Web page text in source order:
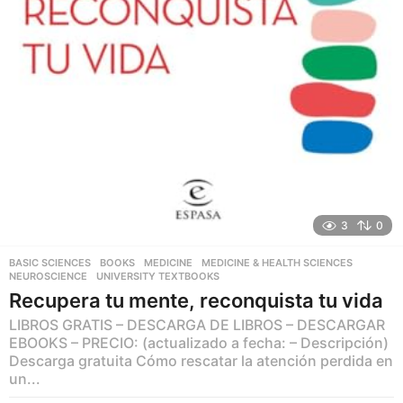
3 0
BASIC SCIENCES ,BOOKS ,MEDICINE ,MEDICINE & HEALTH SCIENCES
NEUROSCIENCE
,UNIVERSITY TEXTBOOKS
Recupera tu mente, reconquista tu vida
LIBROS GRATIS – DESCARGA DE LIBROS – DESCARGAR
EBOOKS – PRECIO: (actualizado a fecha: – Descripción)
Descarga gratuita Cómo rescatar la atención perdida en
un...